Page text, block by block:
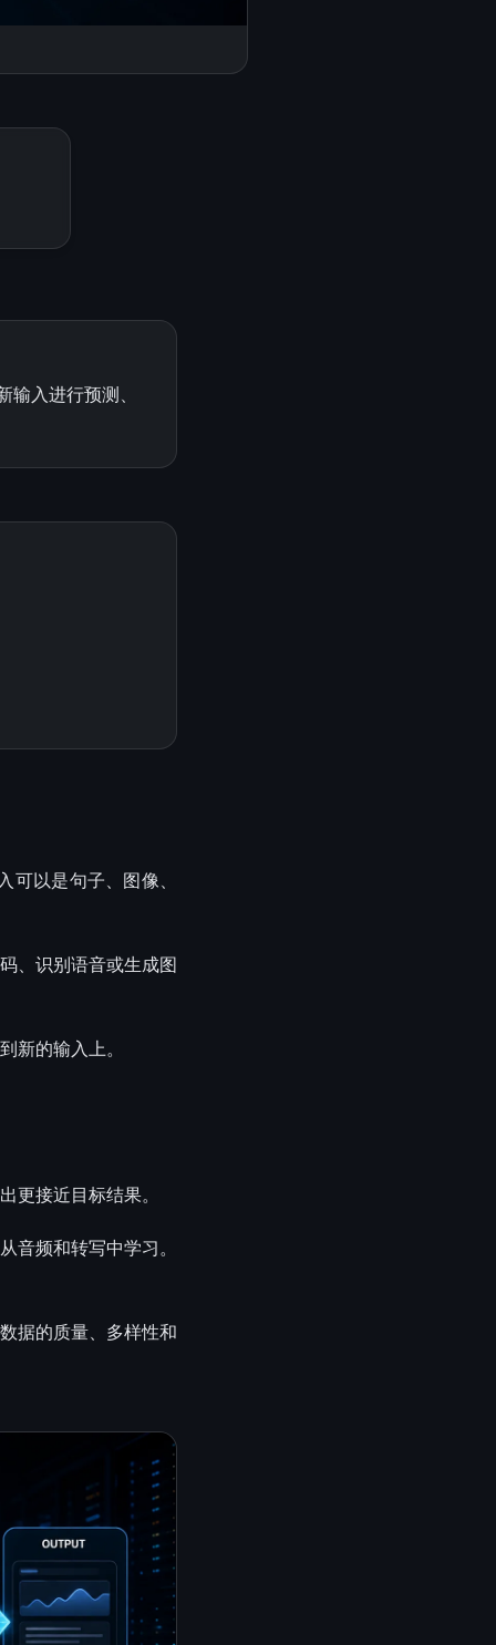
入进行预测、
以是句子、图像、
、识别语音或生成图
新的输入上。
更接近目标结果。
音频和转写中学习。
据的质量、多样性和